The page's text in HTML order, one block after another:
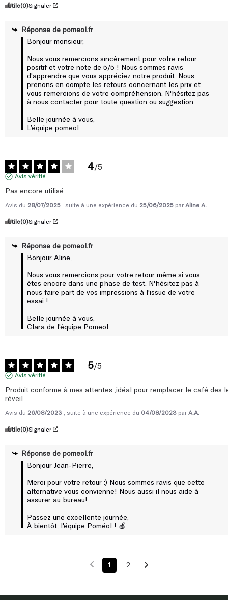
Utile(0)Signaler
Réponse de pomeol.fr
Bonjour monsieur,
Nous vous remercions sincèrement pour votre retour
positif et votre note de 5/5 ! Nous sommes ravis
d'apprendre que vous appréciez notre produit. Nous
prenons en compte les retours concernant les prix et
vous remercions de votre compréhension. N'hésitez pas
à nous contacter pour toute question ou suggestion.
Belle journée à vous,
L’équipe pomeol
4/5
Avis vérifié
Pas encore utilisé
Avis du 28/07/2025 , suite à une expérience du 25/06/2025 par Aline A.
Utile(0)Signaler
Réponse de pomeol.fr
Bonjour Aline,
Nous vous remercions pour votre retour même si vous
êtes encore dans une phase de test. N'hésitez pas à
nous faire part de vos impressions à l'issue de votre
essai !
Belle journée à vous,
Clara de l'équipe Pomeol.
5/5
Avis vérifié
Produit conforme à mes attentes ,idéal pour remplacer le café des
réveil
Avis du 26/08/2023 , suite à une expérience du 04/08/2023 par A.A.
Utile(0)Signaler
Réponse de pomeol.fr
Bonjour Jean-Pierre,
Merci pour votre retour :) Nous sommes ravis que cette
alternative vous convienne! Nous aussi il nous aide à
assurer au bureau!
Passez une excellente journée,
À bientôt, l'équipe Poméol ! 🍏
1 2